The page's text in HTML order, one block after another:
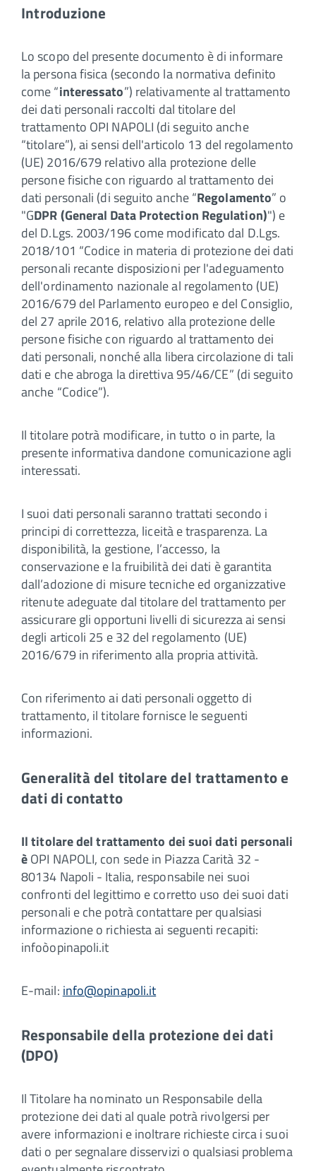
Introduzione
Lo scopo del presente documento è di informare
la persona fisica (secondo la normativa definito
come “interessato”) relativamente al trattamento
dei dati personali raccolti dal titolare del
trattamento OPI NAPOLI (di seguito anche
“titolare”), ai sensi dell'articolo 13 del regolamento
(UE) 2016/679 relativo alla protezione delle
persone fisiche con riguardo al trattamento dei
dati personali (di seguito anche “Regolamento” o
"GDPR (General Data Protection Regulation)") e
del D.Lgs. 2003/196 come modificato dal D.Lgs.
2018/101 “Codice in materia di protezione dei dati
personali recante disposizioni per l'adeguamento
dell'ordinamento nazionale al regolamento (UE)
2016/679 del Parlamento europeo e del Consiglio,
del 27 aprile 2016, relativo alla protezione delle
persone fisiche con riguardo al trattamento dei
dati personali, nonché alla libera circolazione di tali
dati e che abroga la direttiva 95/46/CE” (di seguito
anche “Codice”).
Il titolare potrà modificare, in tutto o in parte, la
presente informativa dandone comunicazione agli
interessati.
I suoi dati personali saranno trattati secondo i
principi di correttezza, liceità e trasparenza. La
disponibilità, la gestione, l’accesso, la
conservazione e la fruibilità dei dati è garantita
dall’adozione di misure tecniche ed organizzative
ritenute adeguate dal titolare del trattamento per
assicurare gli opportuni livelli di sicurezza ai sensi
degli articoli 25 e 32 del regolamento (UE)
2016/679 in riferimento alla propria attività.
Con riferimento ai dati personali oggetto di
trattamento, il titolare fornisce le seguenti
informazioni.
Generalità del titolare del trattamento e
dati di contatto
Il titolare del trattamento dei suoi dati personali
èOPI NAPOLI, con sede in Piazza Carità 32 -
80134 Napoli - Italia, responsabile nei suoi
confronti del legittimo e corretto uso dei suoi dati
personali e che potrà contattare per qualsiasi
informazione o richiesta ai seguenti recapiti:
infoòopinapoli.it
E-mail: info@opinapoli.it
Responsabile della protezione dei dati
(DPO)
Il Titolare ha nominato un Responsabile della
protezione dei dati al quale potrà rivolgersi per
avere informazioni e inoltrare richieste circa i suoi
dati o per segnalare disservizi o qualsiasi problema